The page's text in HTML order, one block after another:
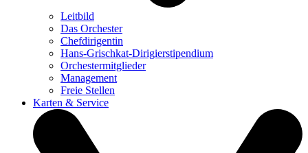
Leitbild
Das Orchester
Chefdirigentin
Hans-Grischkat-Dirigierstipendium
Orchestermitglieder
Management
Freie Stellen
Karten & Service